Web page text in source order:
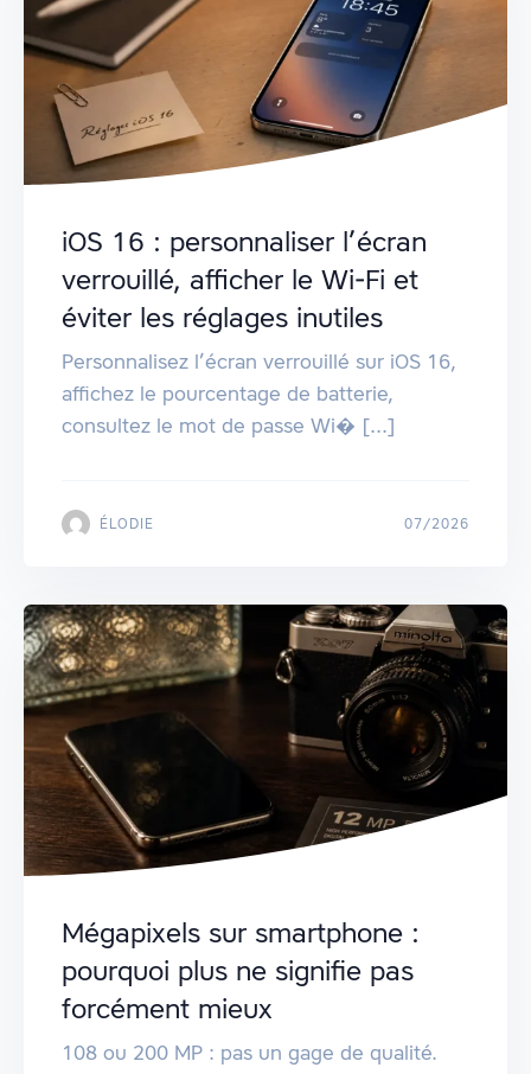
iOS 16 : personnaliser l’écran
verrouillé, afficher le Wi‑Fi et
éviter les réglages inutiles
Personnalisez l’écran verrouillé sur iOS 16,
affichez le pourcentage de batterie,
consultez le mot de passe Wi� [...]
ÉLODIE 07/2026
Mégapixels sur smartphone :
pourquoi plus ne signifie pas
forcément mieux
108 ou 200 MP : pas un gage de qualité.